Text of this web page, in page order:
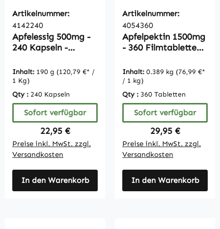
Artikelnummer:
4142240
Apfelessig 500mg -
240 Kapseln -
| Vitamintrend
Inhalt: 190 g (120,79 €* /
1 Kg)
Qty : 240 Kapseln
Sofort verfügbar
Regulärer Preis:
22,95 €
Preise inkl. MwSt. zzgl.
Versandkosten
In den Warenkorb
Artikelnummer:
4054360
Apfelpektin 1500mg
- 360 Filmtabletten -
Calcium - vegan |
Vitamintrend
Inhalt: 0.389 kg (76,99 €*
/ 1 kg)
Qty : 360 Tabletten
Sofort verfügbar
Regulärer Preis:
29,95 €
Preise inkl. MwSt. zzgl.
Versandkosten
In den Warenkorb